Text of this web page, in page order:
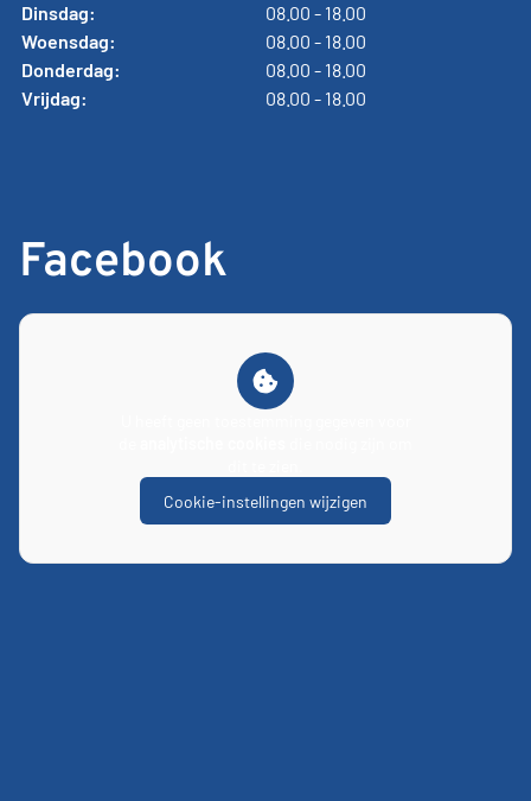
Dinsdag:
08.00 - 18.00
Woensdag:
08.00 - 18.00
Donderdag:
08.00 - 18.00
Vrijdag:
08.00 - 18.00
Facebook
Cookie-instellingen wijzigen